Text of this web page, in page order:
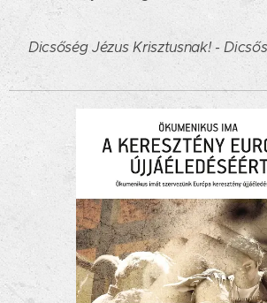
Dicsőség Jézus Krisztusnak! -